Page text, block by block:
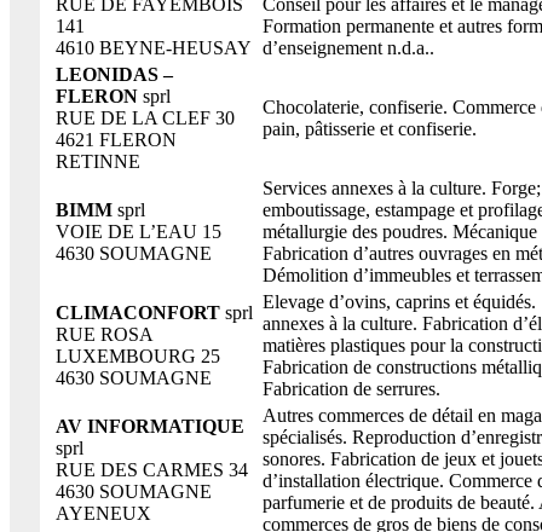
141
4610 BEYNE-HEUSAY
Formation permanente et autres
d’enseignement n.d.a..
LEONIDAS –
FLERON sprl
RUE DE LA CLEF 30
4621 FLERON
RETINNE
Chocolaterie, confiserie. Commerce
pain, pâtisserie et confiserie.
BIMM sprl
VOIE DE L’EAU 15
4630 SOUMAGNE
Services annexes à la culture. Forge;
emboutissage, estampage et
métallurgie des poudres. Mécanique
Fabrication d’autres ouvrages en
Démolition d’immeubles et
CLIMACONFORT sprl
RUE ROSA
LUXEMBOURG 25
4630 SOUMAGNE
Elevage d’ovins, caprins et équidés.
annexes à la culture. Fabrication
matières plastiques pour la
Fabrication de constructions
Fabrication de serrures.
AV INFORMATIQUE
sprl
RUE DES CARMES 34
4630 SOUMAGNE
AYENEUX
Autres commerces de détail en
spécialisés. Reproduction
sonores. Fabrication de jeux et
d’installation électrique. Commerce
parfumerie et de produits de beauté.
commerces de gros de biens de